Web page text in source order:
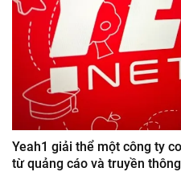
Yeah1 giải thể một công ty
từ quảng cáo và truyền